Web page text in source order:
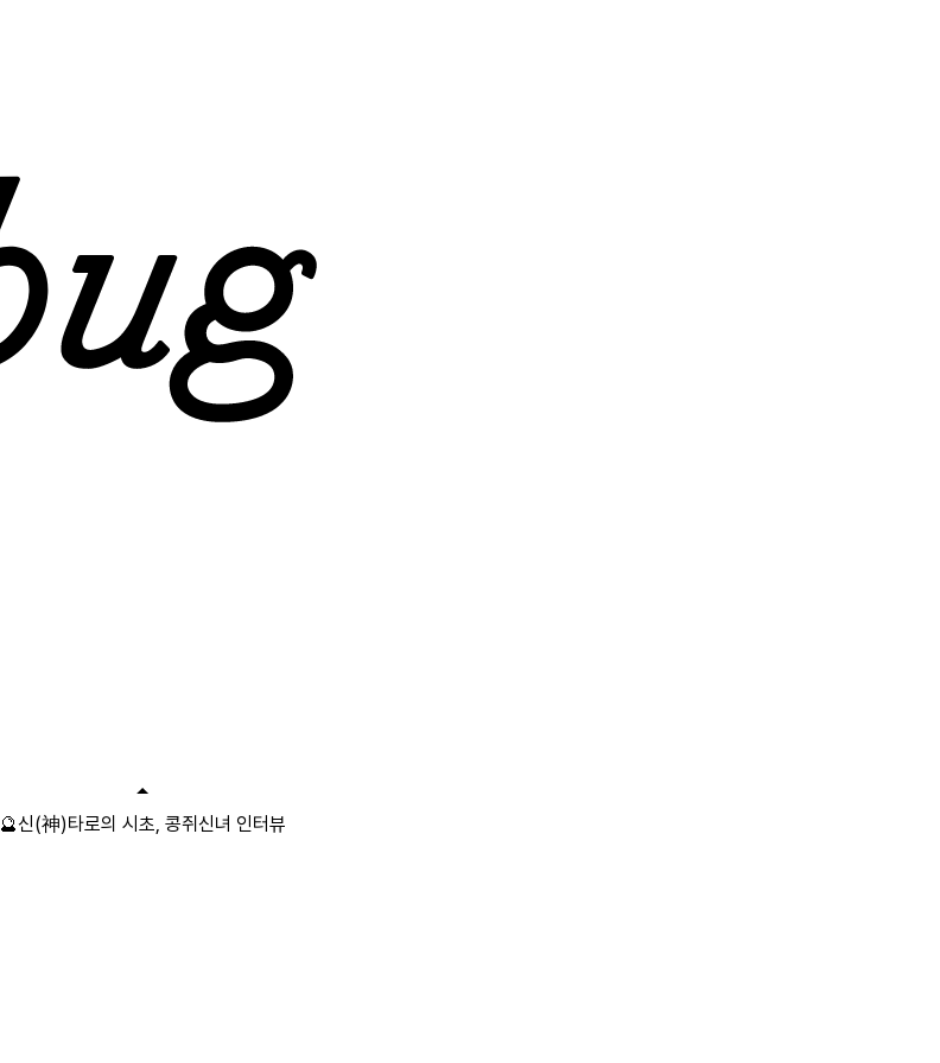
🔮신(神)타로의 시초, 콩쥐신녀 인터뷰